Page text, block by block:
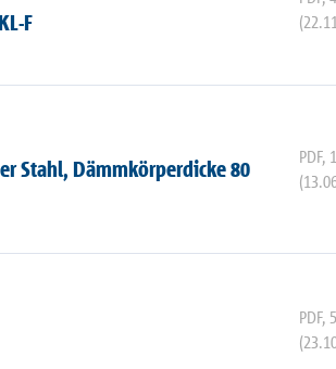
F
Stahl, Dämmkörperdicke 80
PDF,
PDF,